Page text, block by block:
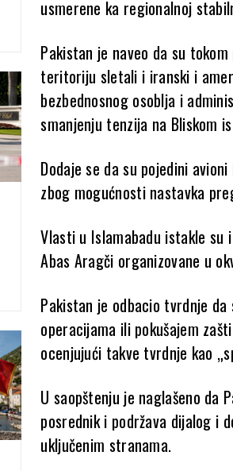
usmerene ka regionalnoj
Pakistan je naveo da su
teritoriju sletali i iranski i
bezbednosnog osoblja i
smanjenju tenzija na Bliskom
Dodaje se da su pojedini
zbog mogućnosti nastavka
Vlasti u Islamabadu istakle su
Abas Aragči organizovane u
Pakistan je odbacio tvrdnje
operacijama ili pokušajem
ocenjujući takve tvrdnje kao
U saopštenju je naglašeno da
posrednik i podržava dijalog i
uključenim stranama.